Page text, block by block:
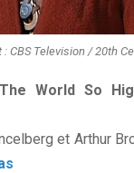
CBS Television / 20th
World So
et Arthur